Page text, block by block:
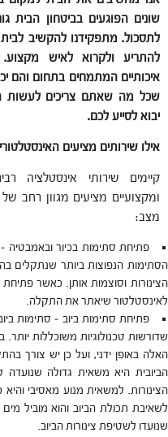
שונים הפוגעים בביטחון הבית
לתסכול. מתפקידנו להקשיב
להתריע ולקרוא לאיש
איכותיים המתמחים בתחום והם
שכל מה שאתם צריכים לעשות
יבוא לסייע לכם.
אילו שירותים מציעים
קיימים שירותי אינסטלציה
ומקצועיים מציעים מגוון רחב
מצב:
פתיחת סתימות בכיור ובאמבטיה
הסתימות הנפוצות ביותר שנתקלים
הצינורות וסוצמות אותן. כאשר
לאינסטלטור שיאתר את התקלה.
פתיחת סתימות ביוב – סתימות
שדורשות טכנולוגיות משוכללות
האלה באופן ידני, ועל כן יש צורך
הביובית היא משאית גדולה
הצינורות. למשאית מנוע מאסיבי
לשאיבת תכולת הביוב והוא מוביל
שנועדו לשטיפת צינורות הביוב.